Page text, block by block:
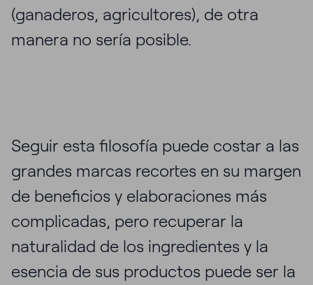
(ganaderos, agricultores), de otra
manera no sería posible.
Seguir esta filosofía puede costar a las
grandes marcas recortes en su margen
de beneficios y elaboraciones más
complicadas, pero recuperar la
naturalidad de los ingredientes y la
esencia de sus productos puede ser la